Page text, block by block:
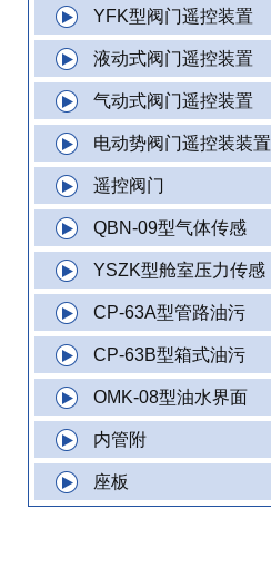
YFK型阀门遥控装置
液动式阀门遥控装置
气动式阀门遥控装置
电动势阀门遥控装装置
遥控阀门
QBN-09型气体传感
YSZK型舱室压力传感
CP-63A型管路油污
CP-63B型箱式油污
OMK-08型油水界面
内管附
座板